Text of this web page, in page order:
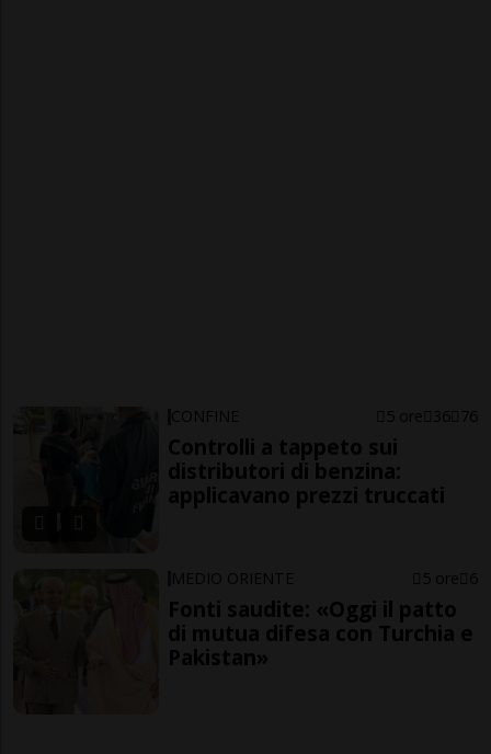
CONFINE 5 ore 36 76
Controlli a tappeto sui
distributori di benzina:
applicavano prezzi truccati
MEDIO ORIENTE 5 ore 6
Fonti saudite: «Oggi il patto
di mutua difesa con Turchia e
Pakistan»